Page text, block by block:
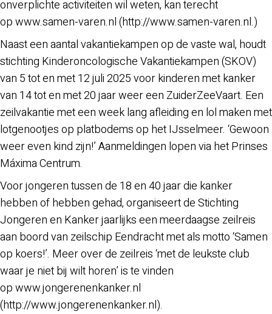
onverplichte activiteiten wil weten, kan terecht
op www.samen-varen.nl (http://www.samen-varen.nl.)
Naast een aantal vakantiekampen op de vaste wal, houdt
stichting Kinderoncologische Vakantiekampen (SKOV)
van 5 tot en met 12 juli 2025 voor kinderen met kanker
van 14 tot en met 20 jaar weer een ZuiderZeeVaart. Een
zeilvakantie met een week lang afleiding en lol maken met
lotgenootjes op platbodems op het IJsselmeer. ‘Gewoon
weer even kind zijn!’ Aanmeldingen lopen via het Prinses
Máxima Centrum.
Voor jongeren tussen de 18 en 40 jaar die kanker
hebben of hebben gehad, organiseert de Stichting
Jongeren en Kanker jaarlijks een meerdaagse zeilreis
aan boord van zeilschip Eendracht met als motto ‘Samen
op koers!’. Meer over de zeilreis ‘met de leukste club
waar je niet bij wilt horen’ is te vinden
op www.jongerenenkanker.nl
(http://www.jongerenenkanker.nl).